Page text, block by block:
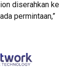
diserahkan ke
permintaan,”